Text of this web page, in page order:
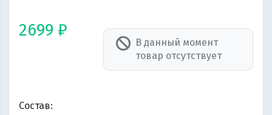
2699 ₽
В данный момент
товар отсутствует
Состав: